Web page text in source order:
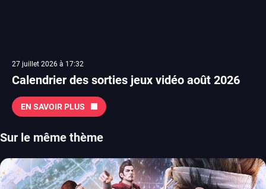
27 juillet 2026 à 17:32
Calendrier des sorties jeux vidéo août 2026
EN SAVOIR PLUS
Sur le même thème